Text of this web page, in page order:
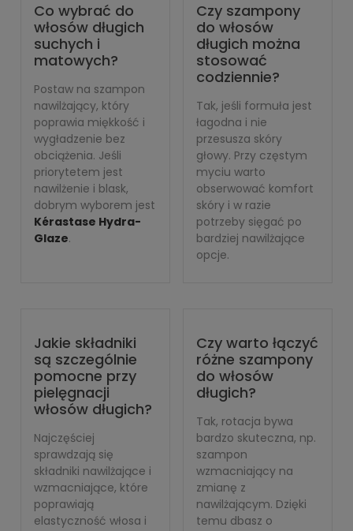
Co wybrać do
włosów długich
suchych i
matowych?
Postaw na szampon
nawilżający, który
poprawia miękkość i
wygładzenie bez
obciążenia. Jeśli
priorytetem jest
nawilżenie i blask,
dobrym wyborem jest
Kérastase Hydra-
Glaze.
Czy szampony
do włosów
długich można
stosować
codziennie?
Tak, jeśli formuła jest
łagodna i nie
przesusza skóry
głowy. Przy częstym
myciu warto
obserwować komfort
skóry i w razie
potrzeby sięgać po
bardziej nawilżające
opcje.
Jakie składniki
są szczególnie
pomocne przy
pielęgnacji
włosów długich?
Najczęściej
sprawdzają się
składniki nawilżające i
wzmacniające, które
poprawiają
elastyczność włosa i
Czy warto łączyć
różne szampony
do włosów
długich?
Tak, rotacja bywa
bardzo skuteczna, np.
szampon
wzmacniający na
zmianę z
nawilżającym. Dzięki
temu dbasz o